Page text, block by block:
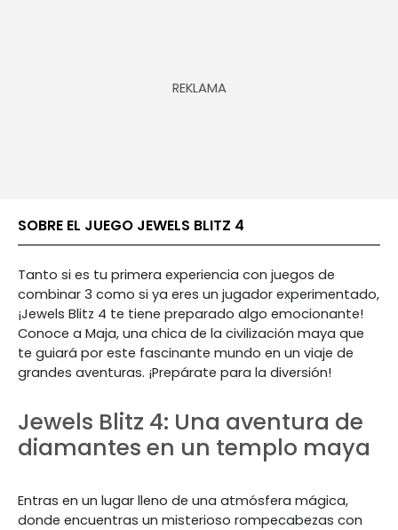
SOBRE EL JUEGO JEWELS BLITZ 4
Tanto si es tu primera experiencia con juegos de
combinar 3 como si ya eres un jugador experimentado,
¡Jewels Blitz 4 te tiene preparado algo emocionante!
Conoce a Maja, una chica de la civilización maya que
te guiará por este fascinante mundo en un viaje de
grandes aventuras. ¡Prepárate para la diversión!
Jewels Blitz 4: Una aventura de
diamantes en un templo maya
Entras en un lugar lleno de una atmósfera mágica,
donde encuentras un misterioso rompecabezas con